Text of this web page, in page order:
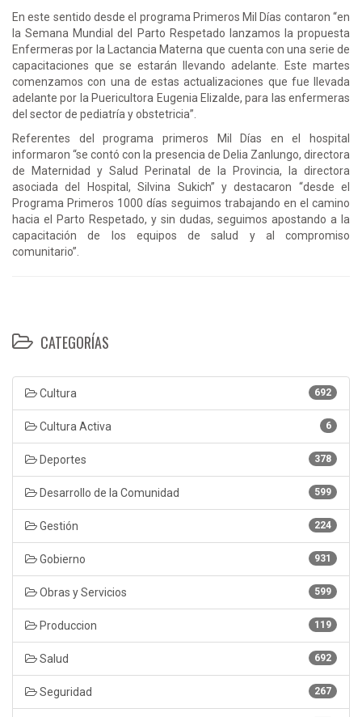
En este sentido desde el programa Primeros Mil Días contaron “en
la Semana Mundial del Parto Respetado lanzamos la propuesta
Enfermeras por la Lactancia Materna que cuenta con una serie de
capacitaciones que se estarán llevando adelante. Este martes
comenzamos con una de estas actualizaciones que fue llevada
adelante por la Puericultora Eugenia Elizalde, para las enfermeras
del sector de pediatría y obstetricia”.
Referentes del programa primeros Mil Días en el hospital
informaron “se contó con la presencia de Delia Zanlungo, directora
de Maternidad y Salud Perinatal de la Provincia, la directora
asociada del Hospital, Silvina Sukich” y destacaron “desde el
Programa Primeros 1000 días seguimos trabajando en el camino
hacia el Parto Respetado, y sin dudas, seguimos apostando a la
capacitación de los equipos de salud y al compromiso
comunitario”.
CATEGORÍAS
692
Cultura
6
Cultura Activa
378
Deportes
599
Desarrollo de la Comunidad
224
Gestión
931
Gobierno
599
Obras y Servicios
119
Produccion
692
Salud
267
Seguridad